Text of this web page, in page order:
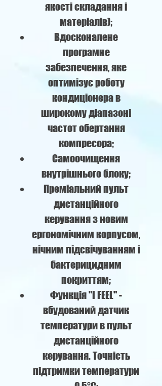
якості складання і
матеріалів);
Вдосконалене
програмне
забезпечення, яке
оптимізує роботу
кондиціонера в
широкому діапазоні
частот обертання
компресора;
Самоочищення
внутрішнього блоку;
Преміальний пульт
дистанційного
керування з новим
ергономічним корпусом,
нічним підсвічуванням і
бактерицидним
покриттям;
Функція "I FEEL" -
вбудований датчик
температури в пульт
дистанційного
керування. Точність
підтримки температури